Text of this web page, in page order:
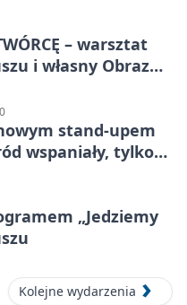
– warsztat
i własny Obraz
stand-upem
wspaniały, tylko
„Jedziemy
Kolejne wydarzenia